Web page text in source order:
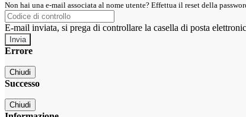
Non hai una e-mail associata al nome utente? Effettua il reset della
E-mail inviata, si prega di controllare la casella di posta
Errore
Chiudi
Successo
Chiudi